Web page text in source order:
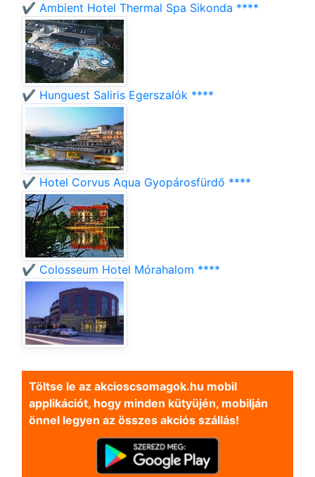
✔️ Ambient Hotel Thermal Spa Sikonda ****
✔️ Hunguest Saliris Egerszalók ****
✔️ Hotel Corvus Aqua Gyopárosfürdő ****
✔️ Colosseum Hotel Mórahalom ****
Töltse le az akcioscsomagok.hu mobil
applikációt, hogy minden kütyüjén, mobilján
önnel legyen az összes akciós szállás!